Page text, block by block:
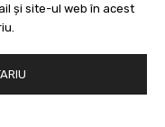
și site-ul web în acest